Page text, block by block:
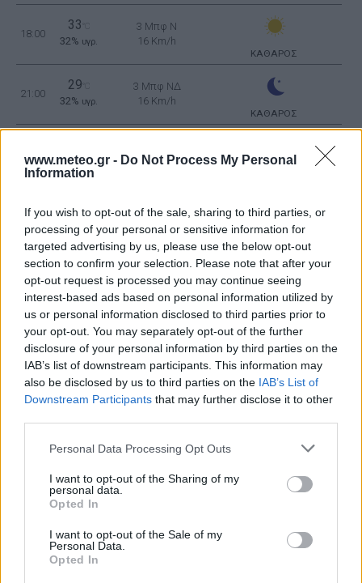
www.meteo.gr - Do Not Process My Personal
Information
If you wish to opt-out of the sale, sharing to third parties, or
processing of your personal or sensitive information for
targeted advertising by us, please use the below opt-out
section to confirm your selection. Please note that after your
opt-out request is processed you may continue seeing
interest-based ads based on personal information utilized by
us or personal information disclosed to third parties prior to
your opt-out. You may separately opt-out of the further
disclosure of your personal information by third parties on the
IAB’s list of downstream participants. This information may
also be disclosed by us to third parties on the IAB’s List of
Downstream Participants that may further disclose it to other
Personal Data Processing Opt Outs
I want to opt-out of the Sharing of my
personal data.
Opted In
I want to opt-out of the Sale of my
Personal Data.
Opted In
18:00
33
32% υγρ.
3 Μπφ N
16 Km/h
ΚΑΘΑΡΟΣ
21:00
29
32% υγρ.
3 Μπφ ΝΔ
16 Km/h
ΚΑΘΑΡΟΣ
29
03:00
2 Μπφ Δ
9 Km/h
ΛΙΓΑ ΣΥΝΝΕΦΑ
06:00
23°C
61% υγρ.
2 Μπφ ΝΔ
9 Km/h
ΚΑΘΑΡΟΣ
28
37%υγρ.
9 Km/h
33 °C
17%υγρ.
3 Μπφ NA
35 °C
18%υγρ.
2 Μπφ NA